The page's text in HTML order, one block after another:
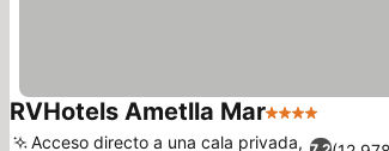
RVHotels Ametlla Mar4 Estrellas
Acceso directo a una cala privada,